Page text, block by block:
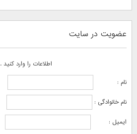
عضویت در سایت
اطلاعات را وارد کنید .
نام :
نام خانوادگی :
ایمیل :